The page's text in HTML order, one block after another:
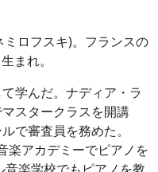
ロフスキ)。フランスの
まれ。
学んだ。ナディア・ラ
スタークラスを開講
で審査員を務めた。
楽アカデミーでピアノを